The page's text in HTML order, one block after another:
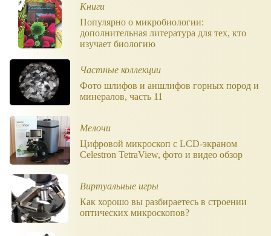
Книги
Популярно о микробиологии:
дополнительная литература для тех, кто
изучает биологию
Частные коллекции
Фото шлифов и аншлифов горных пород и
минералов, часть 11
Мелочи
Цифровой микроскоп с LCD-экраном
Celestron TetraView, фото и видео обзор
Виртуальные игры
Как хорошо вы разбираетесь в строении
оптических микроскопов?